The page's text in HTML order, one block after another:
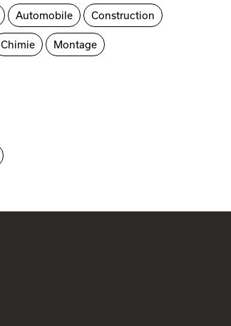
Automobile Construction
Chimie Montage